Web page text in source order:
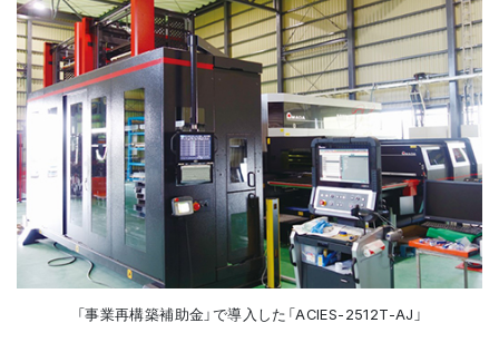
「事業再構築補助金」で導入した「ACIES-2512T-AJ」